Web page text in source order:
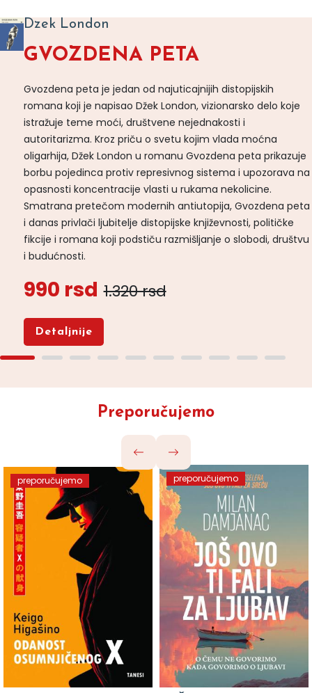
Dzek London
GVOZDENA PETA
Gvozdena peta je jedan od najuticajnijih distopijskih
romana koji je napisao Džek London, vizionarsko delo koje
istražuje teme moći, društvene nejednakosti i
autoritarizma. Kroz priču o svetu kojim vlada moćna
oligarhija, Džek London u romanu Gvozdena peta prikazuje
borbu pojedinca protiv represivnog sistema i upozorava na
opasnosti koncentracije vlasti u rukama nekolicine.
Smatrana pretečom modernih antiutopija, Gvozdena peta
i danas privlači ljubitelje distopijske književnosti, političke
fikcije i romana koji podstiču razmišljanje o slobodi, društvu
i budućnosti.
990 rsd 1.320 rsd
Detaljnije
Preporučujemo
preporučujemo preporučujemo